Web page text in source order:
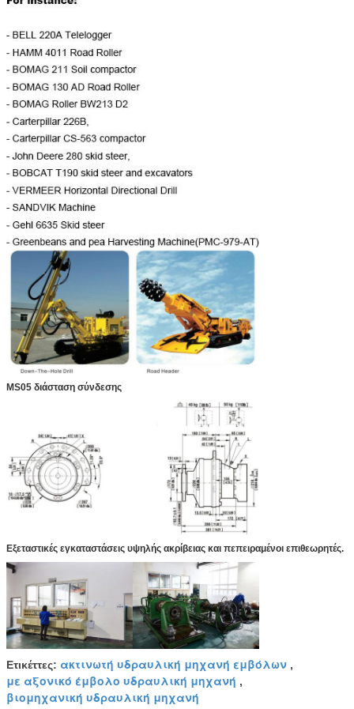
MS05 διάσταση σύνδεσης
Εξεταστικές εγκαταστάσεις υψηλής ακρίβειας και πεπειραμένοι επιθεωρητές.
Ετικέττες: ακτινωτή υδραυλική μηχανή εμβόλων ,
με αξονικό έμβολο υδραυλική μηχανή ,
βιομηχανική υδραυλική μηχανή